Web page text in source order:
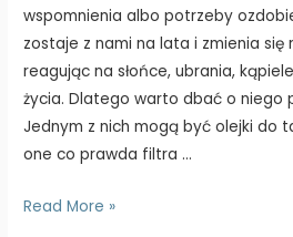
wspomnienia albo potrzeby
zostaje z nami na lata i zmienia się
reagując na słońce, ubrania,
życia. Dlatego warto dbać o niego
Jednym z nich mogą być olejki do
one co prawda filtra …
Tatuaż
Read More »